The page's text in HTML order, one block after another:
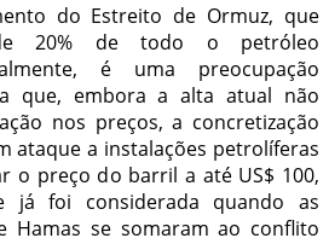
do Estreito de Ormuz, que
20% de todo o petróleo
é uma preocupação
que, embora a alta atual não
nos preços, a concretização
ataque a instalações petrolíferas
o preço do barril a até US$ 100,
já foi considerada quando as
Hamas se somaram ao conflito